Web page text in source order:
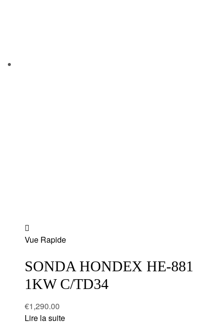
to
Vue Rapide
SONDA HONDEX HE-881
1KW C/TD34
€1,290.00
Lire la suite